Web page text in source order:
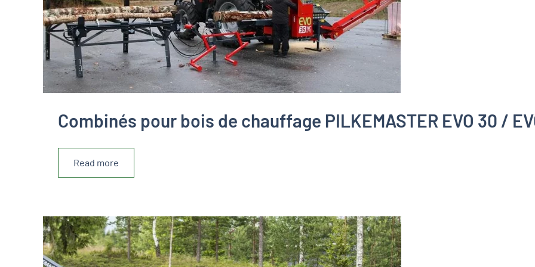
Combinés pour bois de chauffage PILKEMASTER EVO 30 /
Read more